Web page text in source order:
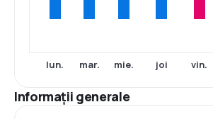
lun. mar. mie. joi vin.
Informații generale